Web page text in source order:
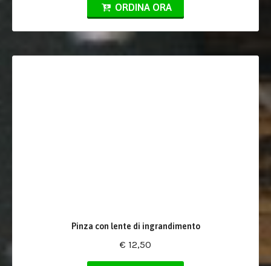
ORDINA ORA
Pinza con lente di ingrandimento
€ 12,50